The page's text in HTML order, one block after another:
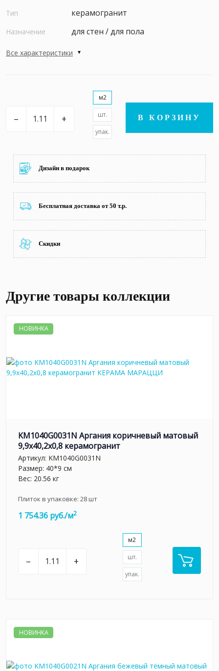
Тип керамогранит
Назначение для стен / для пола
Все характеристики
– +
м2
шт.
упак.
В КОРЗИНУ
Дизайн в подарок
Бесплатная доставка от 50 т.р.
Скидки
Другие товары коллекции
НОВИНКА
KM1040G0031N Аргания коричневый матовый
9,9x40,2x0,8 керамогранит
Артикул: KM1040G0031N
Размер: 40*9 см
Вес: 20.56 кг
Плиток в упаковке: 28шт
1 754.36 руб./м2
– +
м2
шт.
упак.
НОВИНКА